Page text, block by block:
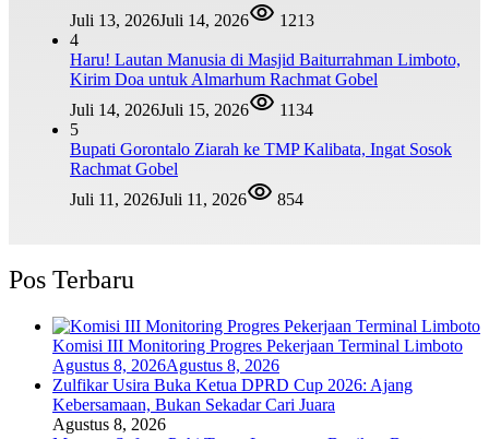
Juli 13, 2026Juli 14, 2026
1213
4
Haru! Lautan Manusia di Masjid Baiturrahman Limboto,
Kirim Doa untuk Almarhum Rachmat Gobel
Juli 14, 2026Juli 15, 2026
1134
5
Bupati Gorontalo Ziarah ke TMP Kalibata, Ingat Sosok
Rachmat Gobel
Juli 11, 2026Juli 11, 2026 854
Pos Terbaru
Komisi III Monitoring Progres Pekerjaan Terminal Limboto
Agustus 8, 2026Agustus 8, 2026
Zulfikar Usira Buka Ketua DPRD Cup 2026: Ajang
Kebersamaan, Bukan Sekadar Cari Juara
Agustus 8, 2026